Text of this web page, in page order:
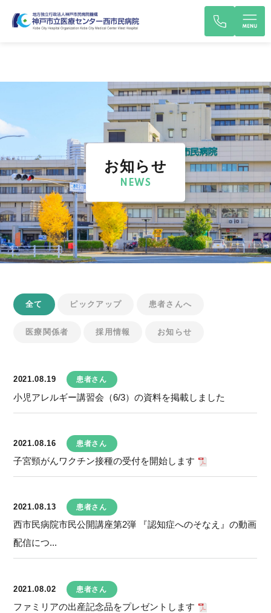
お知らせ
NEWS
全て ピックアップ 患者さんへ
医療関係者 採用情報 お知らせ
2021.08.19 患者さん
小児アレルギー講習会（6/3）の資料を掲載しました
2021.08.16 患者さん
子宮頸がんワクチン接種の受付を開始します
2021.08.13 患者さん
西市民病院市民公開講座第2弾 『認知症へのそなえ』の動画
配信につ...
2021.08.02 患者さん
ファミリアの出産記念品をプレゼントします